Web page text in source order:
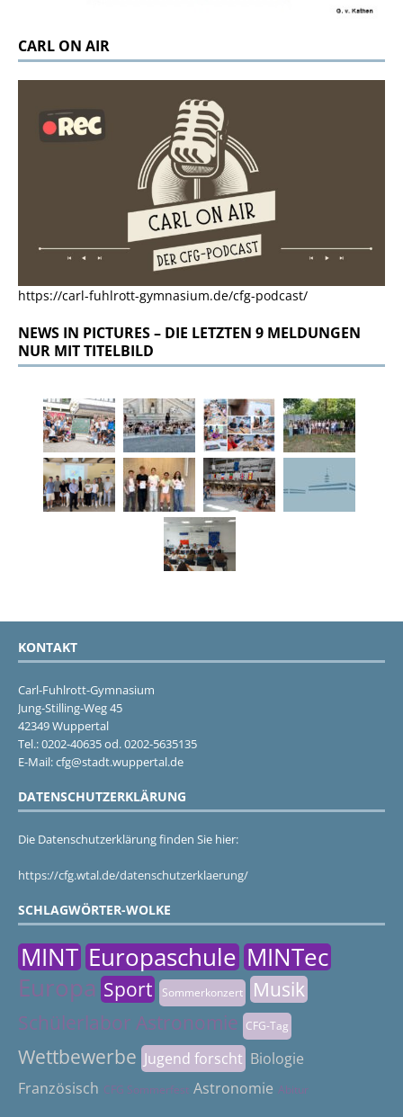
CARL ON AIR
https://carl-fuhlrott-gymnasium.de/cfg-podcast/
NEWS IN PICTURES – DIE LETZTEN 9 MELDUNGEN
NUR MIT TITELBILD
KONTAKT
Carl-Fuhlrott-Gymnasium
Jung-Stilling-Weg 45
42349 Wuppertal
Tel.: 0202-40635 od. 0202-5635135
E-Mail: cfg@stadt.wuppertal.de
DATENSCHUTZERKLÄRUNG
Die Datenschutzerklärung finden Sie hier:
https://cfg.wtal.de/datenschutzerklaerung/
SCHLAGWÖRTER-WOLKE
MINT Europaschule MINTec
Europa Sport Sommerkonzert
Musik
Schülerlabor Astronomie CFG-Tag
Wettbewerbe Jugend forscht Biologie
Französisch CFG Sommerfest Astronomie Abitur